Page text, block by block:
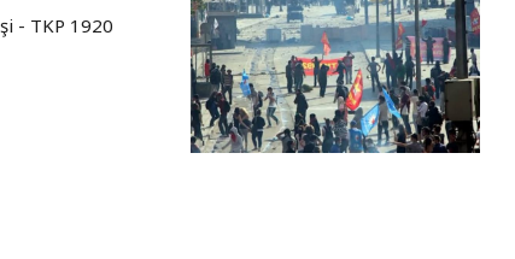
- TKP 1920